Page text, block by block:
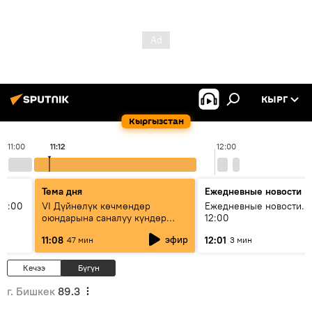
Кыргызстан
КЫРГ
11:00 12:00
11:12
Тема дня
VI Дүйнөлүк көчмөндөр
оюндарына саналуу күндөр
калды: даярдык иштери кайсы
этапка жетти?
11:08 47 мин эфир
Ежедневные новости
Ежедневные новости.
12:00
12:01 3 мин
Кечээ Бүгүн
г. Бишкек 89.3